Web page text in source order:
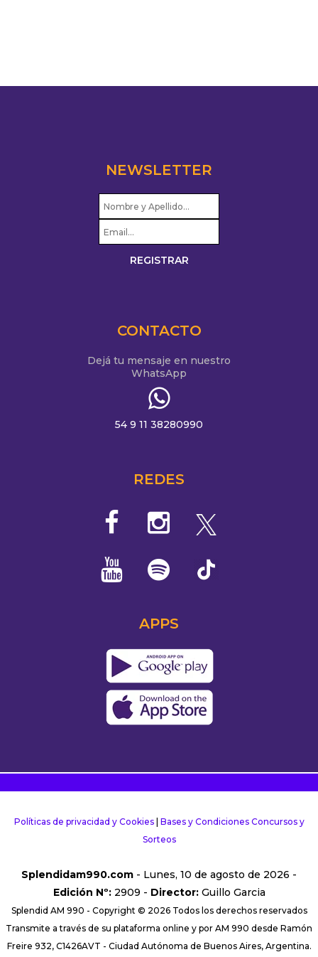
NEWSLETTER
CONTACTO
Dejá tu mensaje en nuestro
WhatsApp
54 9 11 38280990
REDES
APPS
Políticas de privacidad y Cookies| Bases y Condiciones Concursos y
Sorteos
Splendidam990.com - Lunes, 10 de agosto de 2026 -
Edición Nº:2909 - Director:Guillo Garcia
Splendid AM 990 - Copyright © 2026 Todos los derechos reservados
Transmite a través de su plataforma online y por AM 990 desde Ramón
Freire 932, C1426AVT - Ciudad Autónoma de Buenos Aires, Argentina.